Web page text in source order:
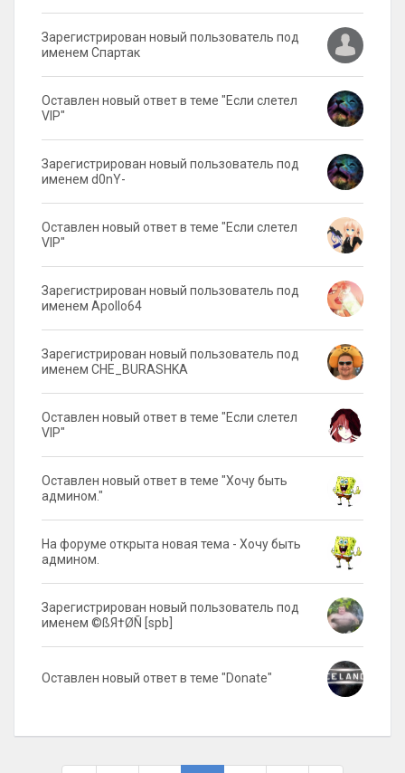
Зарегистрирован новый пользователь под
именем Спартак
Оставлен новый ответ в теме "Если слетел
VIP"
Зарегистрирован новый пользователь под
именем d0nY-
Оставлен новый ответ в теме "Если слетел
VIP"
Зарегистрирован новый пользователь под
именем Apollo64
Зарегистрирован новый пользователь под
именем CHE_BURASHKA
Оставлен новый ответ в теме "Если слетел
VIP"
Оставлен новый ответ в теме "Хочу быть
админом."
На форуме открыта новая тема - Хочу быть
админом.
Зарегистрирован новый пользователь под
именем ©ßЯ†ØÑ [spb]
Оставлен новый ответ в теме "Donate"